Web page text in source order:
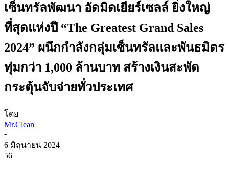
เซ็นทรัลพัฒนา อัดมิดเยียร์เซลล์ ยิ่งใหญ่
ที่สุดแห่งปี “The Greatest Grand Sales
2024” ผนึกกำลังกลุ่มเซ็นทรัลและพันธมิตร
ทุ่มกว่า 1,000 ล้านบาท สร้างเงินสะพัด
กระตุ้นจับจ่ายทั่วประเทศ
โดย
Mr.Clean
-
6 มิถุนายน 2024
56